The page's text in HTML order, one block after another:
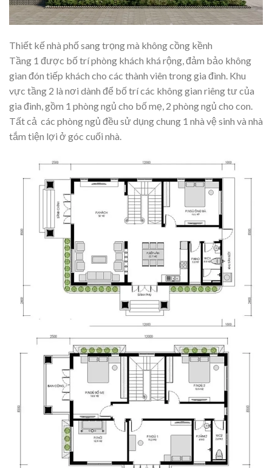
Thiết kế nhà phố sang trọng mà không cồng kềnh
Tầng 1 được bố trí phòng khách khá rộng, đảm bảo không
gian đón tiếp khách cho các thành viên trong gia đình. Khu
vực tầng 2 là nơi dành để bố trí các không gian riêng tư của
gia đình, gồm 1 phòng ngủ cho bố mẹ, 2 phòng ngủ cho con.
Tất cả các phòng ngủ đều sử dụng chung 1 nhà vệ sinh và nhà
tắm tiện lợi ở góc cuối nhà.